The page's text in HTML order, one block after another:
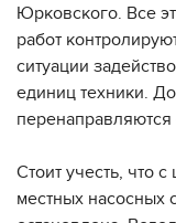
Юрковского. Все
работ
ситуации
единиц техники.
Стоит учесть, что
местных насосных